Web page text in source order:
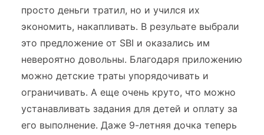
просто деньги тратил, но и учился их
экономить, накапливать. В резульате выбрали
это предложение от SBI и оказались им
невероятно довольны. Благодаря приложению
можно детские траты упорядочивать и
ограничивать. А еще очень круто, что можно
устанавливать задания для детей и оплату за
его выполнение. Даже 9-летняя дочка теперь